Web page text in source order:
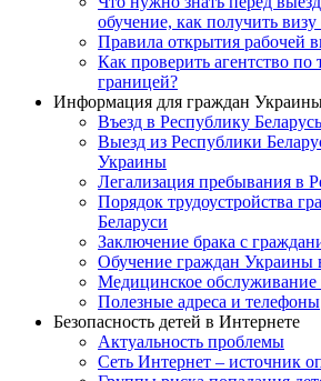
обучение, как получить визу
Правила открытия рабочей
Как проверить агентство по
границей?
Информация для граждан
Въезд в Республику
Выезд из Республики
Украины
Легализация пребывания в
Порядок трудоустройства
Беларуси
Заключение брака с
Обучение граждан Украины
Медицинское
Полезные адреса и телефоны
Безопасность детей в Интернете
Актуальность проблемы
Сеть Интернет – источник